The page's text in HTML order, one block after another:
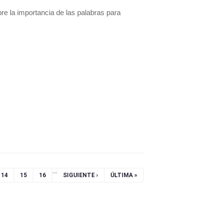
la importancia de las palabras para
14 15 16
…
SIGUIENTE › ÚLTIMA »